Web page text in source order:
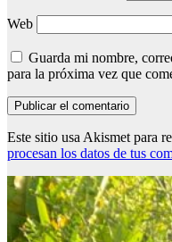
Web
Guarda mi nombre,
para la próxima vez que
Este sitio usa Akismet para
procesan los datos de tus